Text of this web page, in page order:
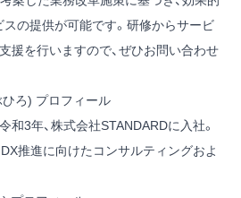
の提供が可能です。研修からサービ
援を行いますので、ぜひお問い合わせ
ろ) プロフィール
和3年、株式会社STANDARDに入社。
DX推進に向けたコンサルティングおよ